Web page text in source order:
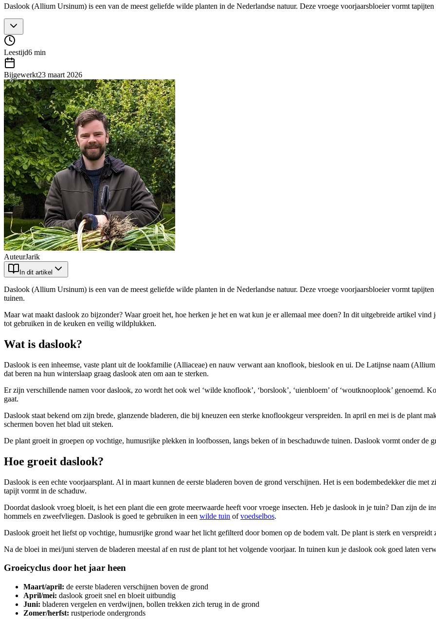
Daslook (Allium Ursinum) is een van de meest geliefde wilde planten in de Nederlandse natuur. Deze vroege voorjaarsbloeier vormt
Leestijd6 min
Bijgewerkt23 maart 2026
AuteurJarik
In dit artikel
Daslook (Allium Ursinum) is een van de meest geliefde wilde planten in de Nederlandse natuur. Deze vroege voorjaarsbloeier vormt
tuinen.
Maar wat maakt daslook zo bijzonder? Waar groeit het, hoe herken je het en wat kun je er allemaal mee doen? In dit uitgebreide artikel
tot gebruiken in de keuken en veilig wildplukken.
Wat is daslook?
Daslook is een inheemse, vaste plant uit de lookfamilie (Alliaceae) en nauw verwant aan knoflook, bieslook en ui. De Latijnse naam
dat beren na hun winterslaap graag daslook aten om aan te sterken.
Er zijn verschillende namen voor daslook, zo wordt het ook wel ‘wilde knoflook’, ‘borslook’, ‘uienbloem’ of ‘woutknooplook’ genoemd.
gaat.
Daslook staat bekend om zijn brede, glanzende bladeren, die bij kneuzen een sterke knoflookgeur verspreiden. In april en mei is de plant
schermen boven het blad uit steken.
De plant groeit in groepen op vochtige, humusrijke plekken in loofbossen, langs beken of in beschaduwde tuinen. Daslook vormt onder de
Hoe groeit daslook?
Daslook is een echte voorjaarsplant. Al in maart kunnen de eerste bladeren boven de grond verschijnen. Het is een bodembedekker die met
tapijt vormt in de schaduw.
Doordat daslook vroeg bloeit, is het een plant die een grote meerwaarde heeft voor vroege insecten. Heb je daslook in je tuin? Dan zijn de
hommels en zweefvliegen. Daslook is goed te gebruiken in een wilde tuin ofvoedselbos.
Daslook groeit het liefst op vochtige, humusrijke grond waar het licht gefilterd door bomen op de bodem valt. De plant is sterk en
Na de bloei in mei/juni sterven de bladeren meestal af en rust de plant tot het volgende voorjaar. In tuinen kun je daslook ook goed laten
Groeicyclus door het jaar heen
Maart/april: de eerste bladeren verschijnen boven de grond
April/mei: daslook groeit snel en bloeit uitbundig
Juni: bladeren vergelen en verdwijnen, bollen trekken zich terug in de grond
Zomer/herfst: rustperiode ondergronds